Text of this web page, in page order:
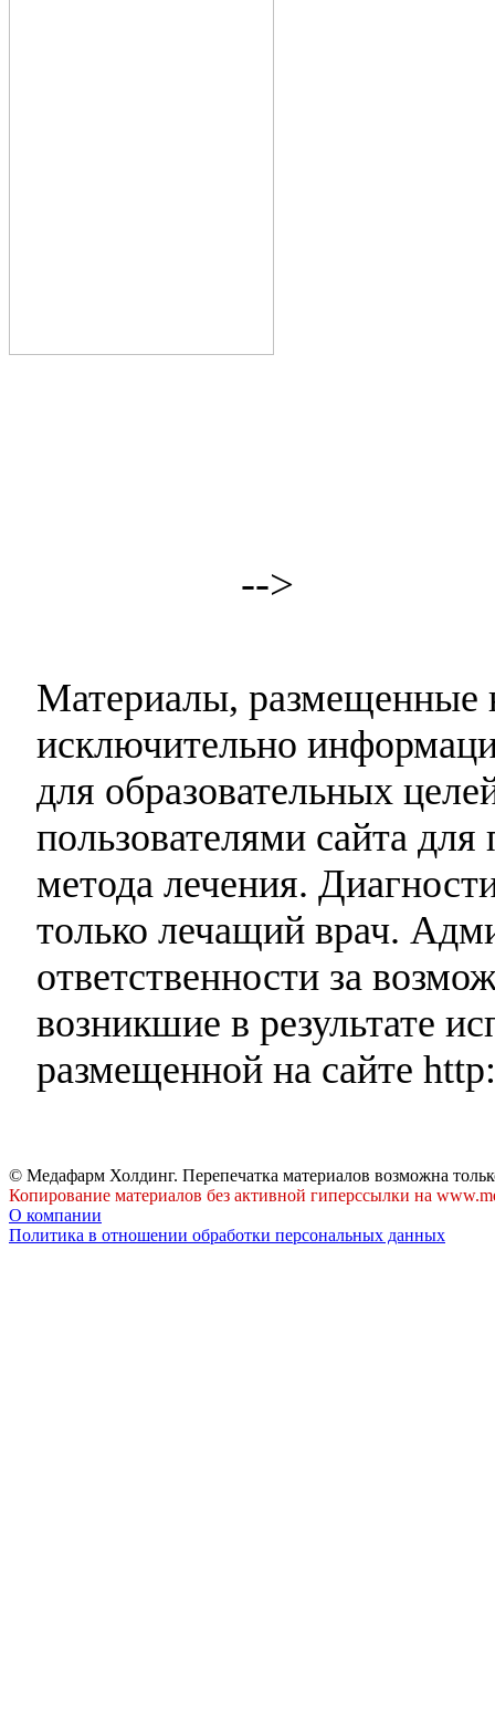
-->
Материалы, размещенные
исключительно
для образовательных
пользователями сайта
метода лечения.
только лечащий врач.
ответственности за
возникшие в результате
размещенной на сайте
© Медафарм Холдинг. Перепечатка материалов возможна
Копирование материалов без активной гиперссылки на
О компании
Политика в отношении обработки персональных данных